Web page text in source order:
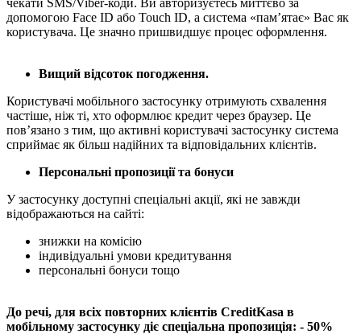
допомогою Face ID або Touch ID, а система «пам’ятає» Вас як
користувача. Це значно пришвидшує процес оформлення.
Вищий відсоток погодження.
Користувачі мобільного застосунку отримують схвалення
частіше, ніж ті, хто оформлює кредит через браузер. Це
пов’язано з тим, що активні користувачі застосунку система
сприймає як більш надійних та відповідальних клієнтів.
Персональні пропозиції та бонуси
У застосунку доступні спеціальні акції, які не завжди
відображаються на сайті:
знижки на комісію
індивідуальні умови кредитування
персональні бонуси тощо
До речі, для всіх повторних клієнтів CreditKasa в
мобільному застосунку діє спеціальна пропозиція: - 50%